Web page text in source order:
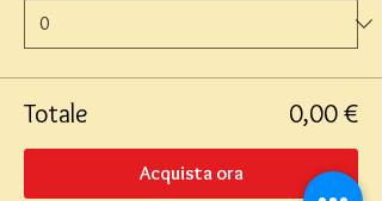
Totale 0,00 €
Acquista ora